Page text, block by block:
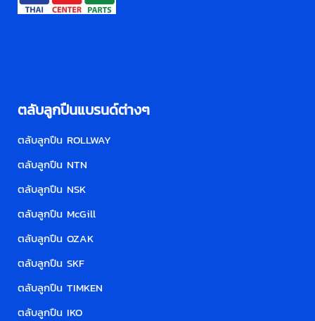
ตลับลูกปืนแบรนด์ต่างๆ
ตลับลูกปืน ROLLWAY
ตลับลูกปืน NTN
ตลับลูกปืน NSK
ตลับลูกปืน McGill
ตลับลูกปืน OZAK
ตลับลูกปืน SKF
ตลับลูกปืน TIMKEN
ตลับลูกปืน IKO